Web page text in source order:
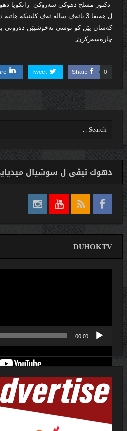
دكتور مسلح دهوكی سه‌روكێ زانكویا
كه‌سان یێن كو توشى نه‌خوشیێن ده‌رونى
چاره‌سه‌ركرن ِ
Share 0
Tweet
دهوك تیڤی ل سوشیال
DUHOKTV
00:00